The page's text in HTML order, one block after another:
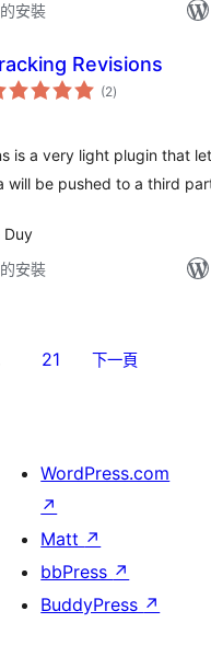
安裝
Revisions
(2總
評)
is a very light plugin that
will be pushed to a third
Duy
安裝
21 下一頁
WordPress.com
↗
Matt ↗
bbPress ↗
BuddyPress ↗